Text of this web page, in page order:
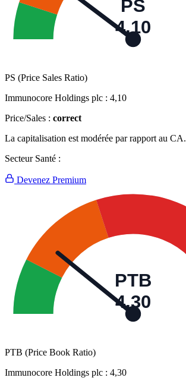
PS
4,10
PS (Price Sales Ratio)
Immunocore Holdings plc : 4,10
Price/Sales : correct
La capitalisation est modérée par rapport au CA.
Secteur Santé :
Devenez Premium
PTB
4,30
PTB (Price Book Ratio)
Immunocore Holdings plc : 4,30